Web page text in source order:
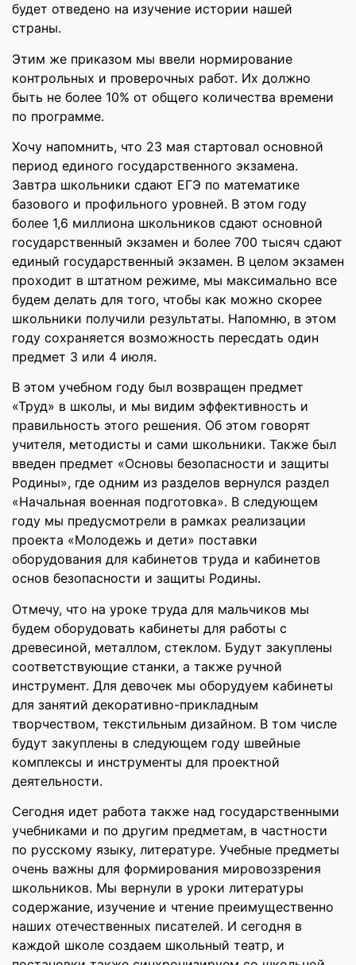
будет отведено на изучение истории нашей
страны.
Этим же приказом мы ввели нормирование
контрольных и проверочных работ. Их должно
быть не более 10% от общего количества времени
по программе.
Хочу напомнить, что 23 мая стартовал основной
период единого государственного экзамена.
Завтра школьники сдают ЕГЭ по математике
базового и профильного уровней. В этом году
более 1,6 миллиона школьников сдают основной
государственный экзамен и более 700 тысяч сдают
единый государственный экзамен. В целом экзамен
проходит в штатном режиме, мы максимально все
будем делать для того, чтобы как можно скорее
школьники получили результаты. Напомню, в этом
году сохраняется возможность пересдать один
предмет 3 или 4 июля.
В этом учебном году был возвращен предмет
«Труд» в школы, и мы видим эффективность и
правильность этого решения. Об этом говорят
учителя, методисты и сами школьники. Также был
введен предмет «Основы безопасности и защиты
Родины», где одним из разделов вернулся раздел
«Начальная военная подготовка». В следующем
году мы предусмотрели в рамках реализации
проекта «Молодежь и дети» поставки
оборудования для кабинетов труда и кабинетов
основ безопасности и защиты Родины.
Отмечу, что на уроке труда для мальчиков мы
будем оборудовать кабинеты для работы с
древесиной, металлом, стеклом. Будут закуплены
соответствующие станки, а также ручной
инструмент. Для девочек мы оборудуем кабинеты
для занятий декоративно-прикладным
творчеством, текстильным дизайном. В том числе
будут закуплены в следующем году швейные
комплексы и инструменты для проектной
деятельности.
Сегодня идет работа также над государственными
учебниками и по другим предметам, в частности
по русскому языку, литературе. Учебные предметы
очень важны для формирования мировоззрения
школьников. Мы вернули в уроки литературы
содержание, изучение и чтение преимущественно
наших отечественных писателей. И сегодня в
каждой школе создаем школьный театр, и